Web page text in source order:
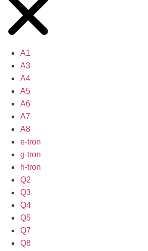
A1
A3
A4
A5
A6
A7
A8
e-tron
g-tron
h-tron
Q2
Q3
Q4
Q5
Q7
Q8